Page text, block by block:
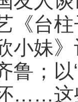
《台
小妹
鲁；
……这